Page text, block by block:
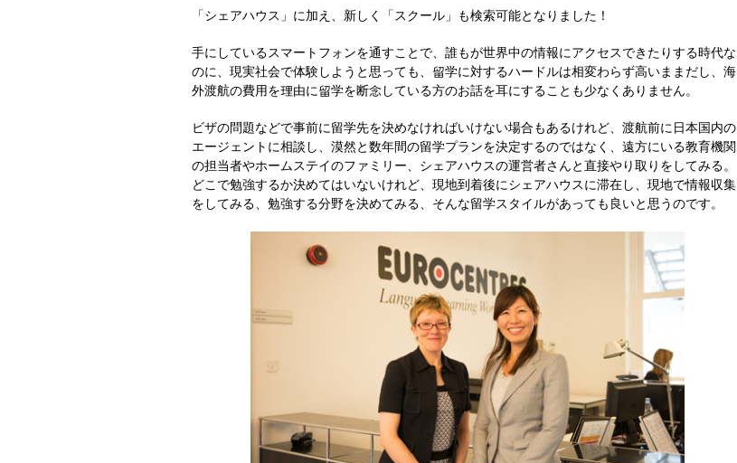
「シェアハウス」に加え、新しく「スクール」も検索可能となりました！
手にしているスマートフォンを通すことで、誰もが世界中の情報にアクセスできたりする時代な
のに、現実社会で体験しようと思っても、留学に対するハードルは相変わらず高いままだし、海
外渡航の費用を理由に留学を断念している方のお話を耳にすることも少なくありません。
ビザの問題などで事前に留学先を決めなければいけない場合もあるけれど、渡航前に日本国内の
エージェントに相談し、漠然と数年間の留学プランを決定するのではなく、遠方にいる教育機関
の担当者やホームステイのファミリー、シェアハウスの運営者さんと直接やり取りをしてみる。
どこで勉強するか決めてはいないけれど、現地到着後にシェアハウスに滞在し、現地で情報収集
をしてみる、勉強する分野を決めてみる、そんな留学スタイルがあっても良いと思うのです。